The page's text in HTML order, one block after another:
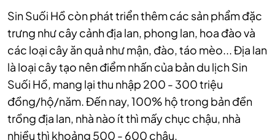
Sin Suối Hồ còn phát triển thêm các sản phẩm đặc
trưng như cây cảnh địa lan, phong lan, hoa đào và
các loại cây ăn quả như mận, đào, táo mèo... Địa lan
là loại cây tạo nên điểm nhấn của bản du lịch Sin
Suối Hồ, mang lại thu nhập 200 - 300 triệu
đồng/hộ/năm. Đến nay, 100% hộ trong bản đền
trồng địa lan, nhà nào ít thì mấy chục chậu, nhà
nhiều thì khoảng 500 - 600 chậu.